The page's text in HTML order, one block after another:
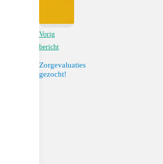
Vorig
bericht
Zorgevaluaties
gezocht!